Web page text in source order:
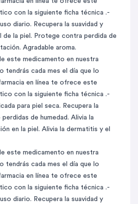
con la siguiente ficha técnica .-
diario. Recupera la suavidad y
de la piel. Protege contra perdida de
Agradable aroma.
este medicamento en nuestra
tendrás cada mes el día que lo
en línea te ofrece este
con la siguiente ficha técnica .-
para piel seca. Recupera la
perdidas de humedad. Alivia la
en la piel. Alivia la dermatitis y el
este medicamento en nuestra
tendrás cada mes el día que lo
en línea te ofrece este
con la siguiente ficha técnica .-
diario. Recupera la suavidad y